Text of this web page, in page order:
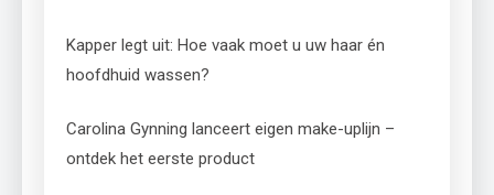
Kapper legt uit: Hoe vaak moet u uw haar én
hoofdhuid wassen?
Carolina Gynning lanceert eigen make-uplijn –
ontdek het eerste product